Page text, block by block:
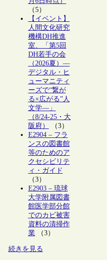
（5）
【イベント】
人間文化研究
機構DH推進
室、「第5回
DH若手の会
（2026夏）―
デジタル・ヒ
ューマニティ
ーズで“繋が
る×広がる”人
文学―」
（8/24-25・大
阪府）
（3）
E2904 – フラ
ンスの図書館
等のためのア
クセシビリテ
ィ・ガイド
（3）
E2903 – 琉球
大学附属図書
館医学部分館
でのカビ被害
資料の清掃作
業（3）
続きを見る